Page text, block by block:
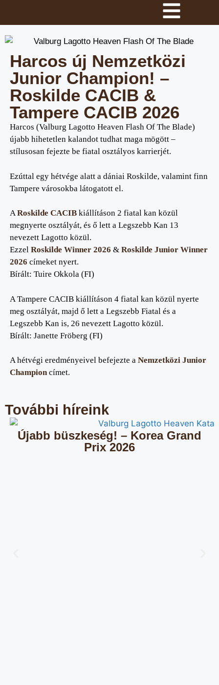
Harcos új Nemzetközi
Junior Champion! –
Roskilde CACIB &
Tampere CACIB 2026
Harcos (Valburg Lagotto Heaven Flash Of The Blade)
újabb hihetetlen kalandot tudhat maga mögött –
stílusosan fejezte be fiatal osztályos karrierjét.
Ezúttal egy hétvége alatt a dániai Roskilde, valamint finn
Tampere városokba látogatott el.
ARoskilde CACIB kiállításon 2 fiatal kan közül
megnyerte osztályát, és ő lett a Legszebb Kan 13
nevezett Lagotto közül.
Ezzel Roskilde Winner 2026 & Roskilde Junior Winner
2026 címeket nyert.
Bírált: Tuire Okkola (FI)
A Tampere CACIB kiállításon 4 fiatal kan közül nyerte
meg osztályát, majd ő lett a Legszebb Fiatal és a
Legszebb Kan is, 26 nevezett Lagotto közül.
Bírált: Janette Fröberg (FI)
A hétvégi eredményeivel befejezte a Nemzetközi Junior
Championcímet.
További híreink
Újabb büszkeség! – Korea Grand
Prix 2026